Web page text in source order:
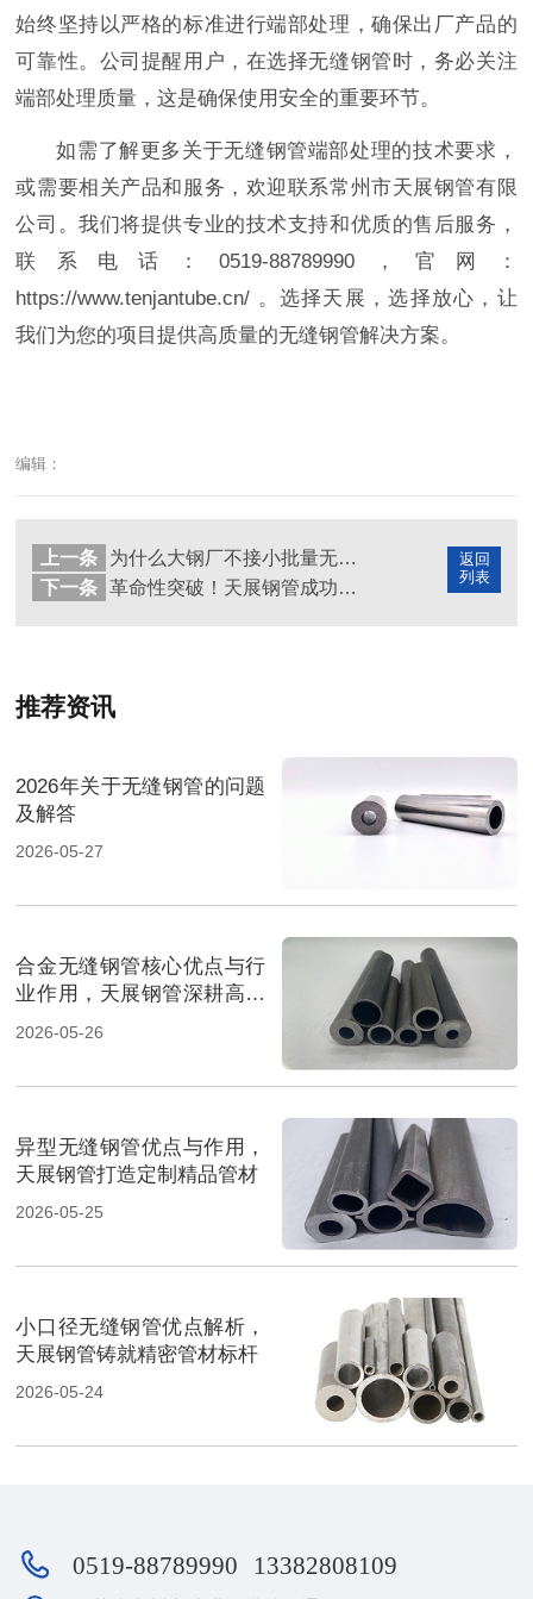
始终坚持以严格的标准进行端部处理，确保出厂产品的
可靠性。公司提醒用户，在选择无缝钢管时，务必关注
端部处理质量，这是确保使用安全的重要环节。
如需了解更多关于无缝钢管端部处理的技术要求，
或需要相关产品和服务，欢迎联系常州市天展钢管有限
公司。我们将提供专业的技术支持和优质的售后服务，
联系电话：0519-88789990，官网：
https://www.tenjantube.cn/ 。选择天展，选择放心，让
我们为您的项目提供高质量的无缝钢管解决方案。
编辑：
返回
列表
上一条
为什么大钢厂不接小批量无缝钢管订单？
下一条
革命性突破！天展钢管成功研发1500MPa级超高强度无缝钢管
推荐资讯
2026年关于无缝钢管的问题
及解答
2026-05-27
合金无缝钢管核心优点与行
业作用，天展钢管深耕高端
管材
2026-05-26
异型无缝钢管优点与作用，
天展钢管打造定制精品管材
2026-05-25
小口径无缝钢管优点解析，
天展钢管铸就精密管材标杆
2026-05-24
0519-88789990 13382808109